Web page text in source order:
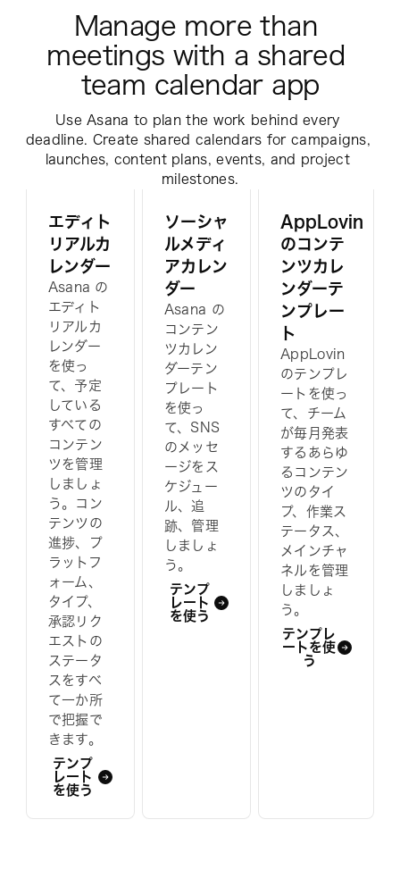
Manage more than
meetings with a shared
team calendar app
Use Asana to plan the work behind every
deadline. Create shared calendars for campaigns,
launches, content plans, events, and project
milestones.
エディト
リアルカ
レンダー
Asana の
エディト
リアルカ
レンダー
を使っ
て、予定
している
すべての
コンテン
ツを管理
しましょ
う。コン
テンツの
進捗、プ
ラットフ
ォーム、
タイプ、
承認リク
エストの
ステータ
スをすべ
て一か所
で把握で
きます。
テンプ
レート
を使う
ソーシャ
ルメディ
アカレン
ダー
Asana の
コンテン
ツカレン
ダーテン
プレート
を使っ
て、SNS
のメッセ
ージをス
ケジュー
ル、追
跡、管理
しましょ
う。
テンプ
レート
を使う
AppLovin
のコンテ
ンツカレ
ンダーテ
ンプレー
ト
AppLovin
のテンプレ
ートを使っ
て、チーム
が毎月発表
するあらゆ
るコンテン
ツのタイ
プ、作業ス
テータス、
メインチャ
ネルを管理
しましょ
う。
テンプレ
ートを使
う